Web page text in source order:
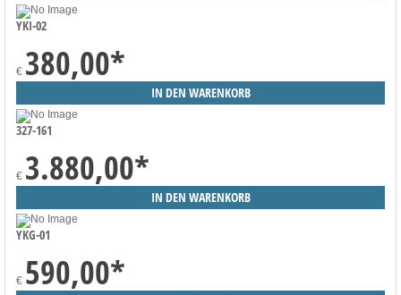
YKI-02
€ 380,00*
327-161
€ 3.880,00*
YKG-01
€ 590,00*